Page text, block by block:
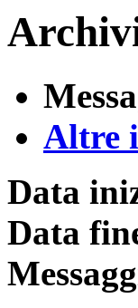
Altre
Data
Data